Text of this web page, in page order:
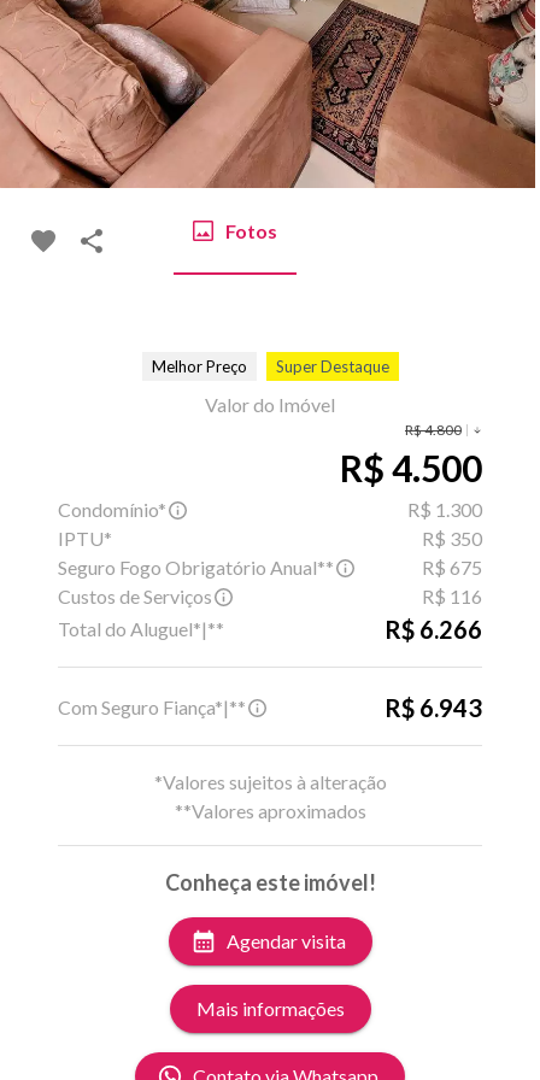
Fotos
Melhor Preço Super Destaque
Valor do Imóvel
R$ 4.800
R$ 4.500
Condomínio*
R$ 1.300
IPTU*
R$ 350
Seguro Fogo Obrigatório Anual**
R$ 675
Custos de Serviços
R$ 116
Total do Aluguel*|**
R$ 6.266
Com Seguro Fiança*|** R$ 6.943
*Valores sujeitos à alteração
**Valores aproximados
Conheça este imóvel!
Agendar visita
Mais informações